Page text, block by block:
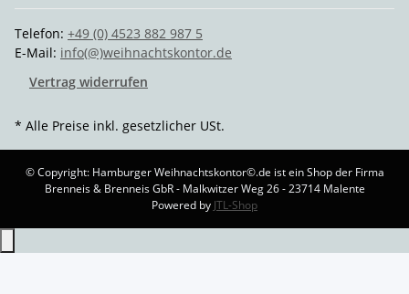
Telefon: +49 (0) 4523 882 987 5
E-Mail: info(@)weihnachtskontor.de
Vertrag widerrufen
* Alle Preise inkl. gesetzlicher USt.
© Copyright: Hamburger Weihnachtskontor©.de ist ein Shop der Firma
Brenneis & Brenneis GbR - Malkwitzer Weg 26 - 23714 Malente
Powered by JTL-Shop